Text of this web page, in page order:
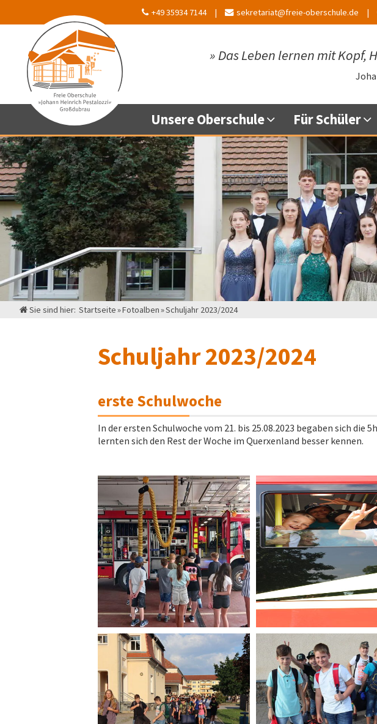
+49 35934 7144 sekretariat@freie-oberschule.de
»Das Leben lernen mit Kopf,
Unsere Oberschule Für Schüler
Sie sind hier: Startseite»Fotoalben»Schuljahr 2023/2024
Schuljahr 2023/2024
erste Schulwoche
In der ersten Schulwoche vom 21. bis 25.08.2023 begaben sich die
lernten sich den Rest der Woche im Querxenland besser kennen.